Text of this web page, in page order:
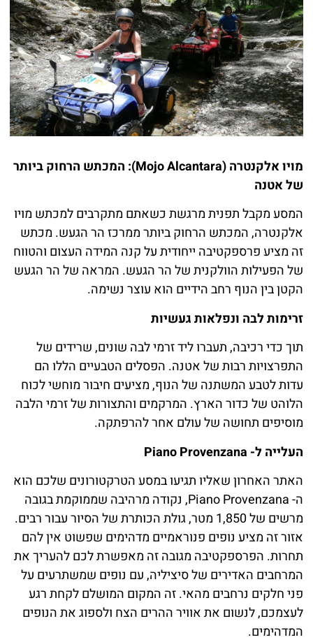
מויו אלקנטרה (Mojo Alcantara): המכתש הרחוק ביותר
של אטנה
המסע מקבל תפנית מרגשת כשאתם מתקרבים למכתש מויו
אלקנטרה, המכתש הרחוק ביותר ממרכז הר הגעש. מכתש
זה מציע פרספקטיבה ייחודית על קנה המידה העצום והטווח
של הפעילות הוולקנית של הר הגעש. המראה של הר הגעש
הקטן בין הנוף רחב הידיים הוא עוצר נשימה.
זרימות לבה ונפלאות געשיות
תוך כדי רכיבה, תעברו ליד זרמי לבה שונים, שרידים של
התפרצויות רבות של אטנה. הפסלים הטבעיים הללו הם
עדות לטבע המשתנה של הנוף, מציעים חיבור מוחשי לכוח
הלוהט של כדור הארץ. המרקמים והתצורות של זרמי הלבה
מוסיפים תחושה של עולם אחר להרפתקה.
העלייה ל- Piano Provenzana
האתר האחרון שאליו תגיעו במסע הטרקטורונים שלכם הוא
ה- Piano Provenzana, נקודה מרהיבה שממוקמת בגובה
מרשים של 1,850 מטר, גולת הכותרת של הסיור עבור רבים.
אזור זה מציע נופים פנוראמיים מדהימים שפשוט אין להם
תחרות. הפרספקטיבה מגובה זה מאפשרת לכם להעריך את
המרחבים האדירים של סיציליה, עם נופים שמשתרעים על
פני חלקים נרחבים מהאי. זה המקום המושלם לקחת רגע
לעצמכם, לנשום את אוויר ההרים הצח ולספוג את הנופים
המדהימים.